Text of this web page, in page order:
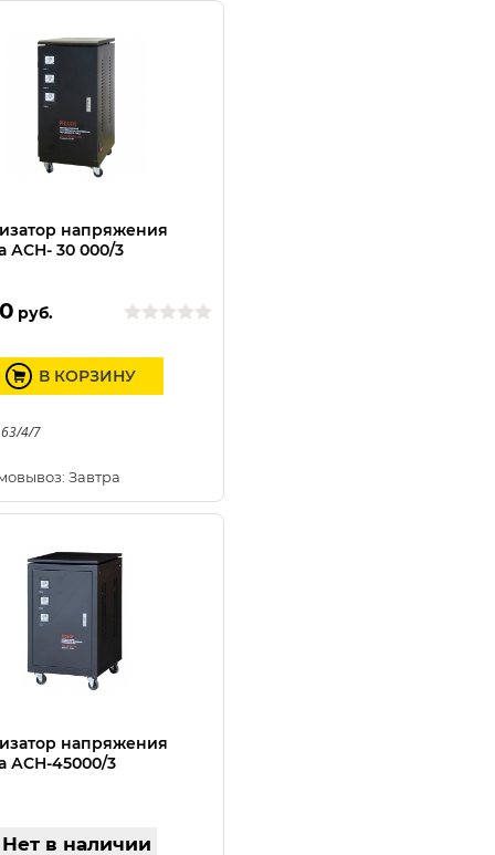
напряжения
АСН- 30 000/3
руб.
Завтра
В КОРЗИНУ
4/7
напряжения
АСН-45000/3
Нет в наличии